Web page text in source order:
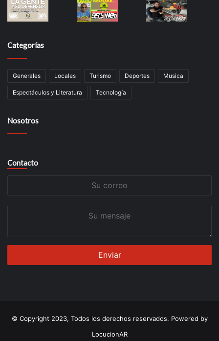
Categorías
Generales Locales Turismo Deportes Musica
Espectáculos y Literatura Tecnología
Nosotros
Contacto
© Copyright 2023, Todos los derechos reservados. Powered by
LocucionAR